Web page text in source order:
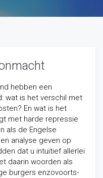
hebben een
wat is het verschil met
En wat is het
met harde repressie
als de Engelse
analyse geven op
dat u intuïtief allerlei
daarin woorden als
burgers enzovoorts-